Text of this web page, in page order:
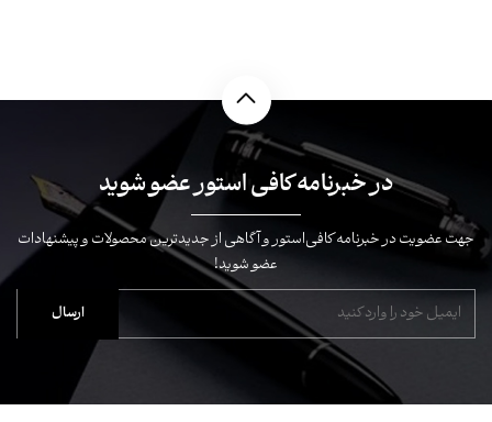
در خبرنامه کافی استور عضو شوید
جهت عضویت در خبرنامه کافی‌استور و آگاهی از جدیدترین محصولات و پیشنهادات
عضو شوید!